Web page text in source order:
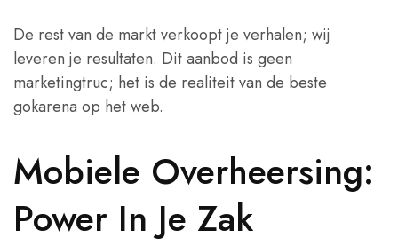
De rest van de markt verkoopt je verhalen; wij
leveren je resultaten. Dit aanbod is geen
marketingtruc; het is de realiteit van de beste
gokarena op het web.
Mobiele Overheersing:
Power In Je Zak